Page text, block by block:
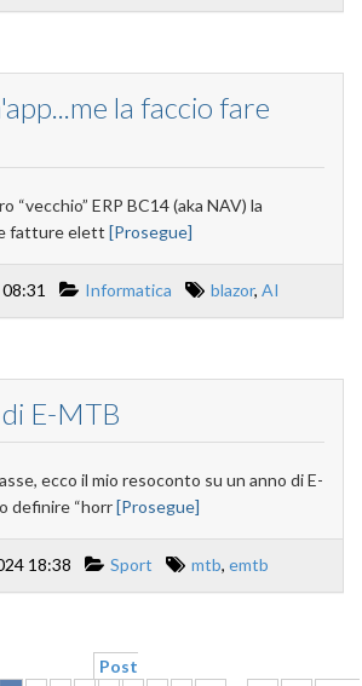
la faccio fare
“vecchio” ERP BC14 (aka NAV) la
fatture elett [Prosegue]
Informatica blazor, AI
E-MTB
ecco il mio resoconto su un anno di E-
definire “horr[Prosegue]
18:38 Sport mtb, emtb
Post